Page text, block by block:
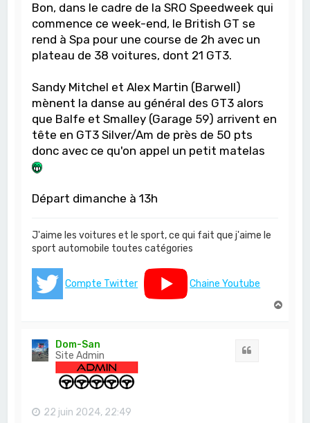
Bon, dans le cadre de la SRO Speedweek qui
commence ce week-end, le British GT se
rend à Spa pour une course de 2h avec un
plateau de 38 voitures, dont 21 GT3.
Sandy Mitchel et Alex Martin (Barwell)
mènent la danse au général des GT3 alors
que Balfe et Smalley (Garage 59) arrivent en
tête en GT3 Silver/Am de près de 50 pts
donc avec ce qu'on appel un petit matelas
Départ dimanche à 13h
J'aime les voitures et le sport, ce qui fait que j'aime le
sport automobile toutes catégories
Compte Twitter
Chaine Youtube
Dom-San
Site Admin
22 juin 2024, 22:49